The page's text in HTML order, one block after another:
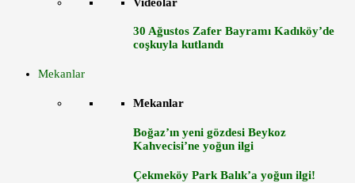
30 Ağustos Zafer Bayramı Kadıköy’de
coşkuyla kutlandı
Mekanlar
Mekanlar
Boğaz’ın yeni gözdesi Beykoz
Kahvecisi’ne yoğun ilgi
Çekmeköy Park Balık’a yoğun ilgi!